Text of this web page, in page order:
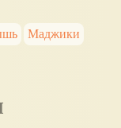
Маджики